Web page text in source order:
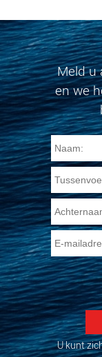
Meld u
en we
U kunt